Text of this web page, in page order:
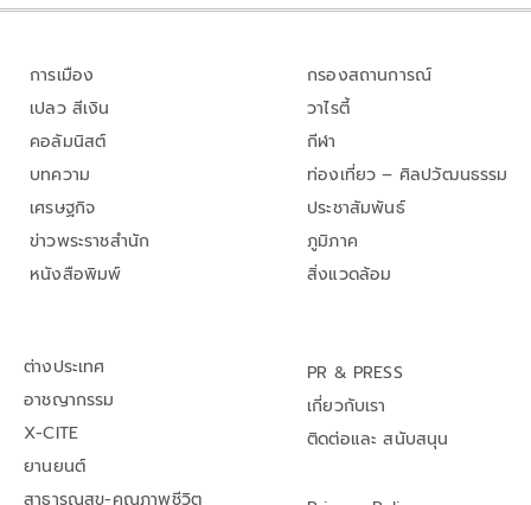
การเมือง
เปลว สีเงิน
คอลัมนิสต์
บทความ
เศรษฐกิจ
ข่าวพระราชสำนัก
หนังสือพิมพ์
กรองสถานการณ์
วาไรตี้
กีฬา
ท่องเที่ยว – ศิลปวัฒนธรรม
ประชาสัมพันธ์
ภูมิภาค
สิ่งแวดล้อม
ต่างประเทศ
อาชญากรรม
X-CITE
ยานยนต์
สาธารณสุข-คุณภาพชีวิต
PR & PRESS
เกี่ยวกับเรา
ติดต่อและ สนับสนุน